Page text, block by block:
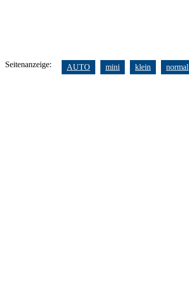
Seitenanzeige: AUTO mini klein normal